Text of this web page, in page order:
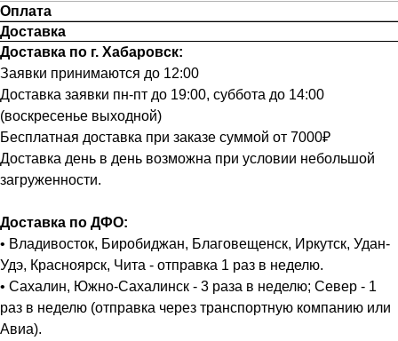
Оплата
Доставка
Доставка по г. Хабаровск:
Заявки принимаются до 12:00
Доставка заявки пн-пт до 19:00, суббота до 14:00
(воскресенье выходной)
Бесплатная доставка при заказе суммой от 7000₽
Доставка день в день возможна при условии небольшой
загруженности.
Доставка по ДФО:
• Владивосток, Биробиджан, Благовещенск, Иркутск, Удан-
Удэ, Красноярск, Чита - отправка 1 раз в неделю.
• Сахалин, Южно-Сахалинск - 3 раза в неделю; Север - 1
раз в неделю (отправка через транспортную компанию или
Авиа).